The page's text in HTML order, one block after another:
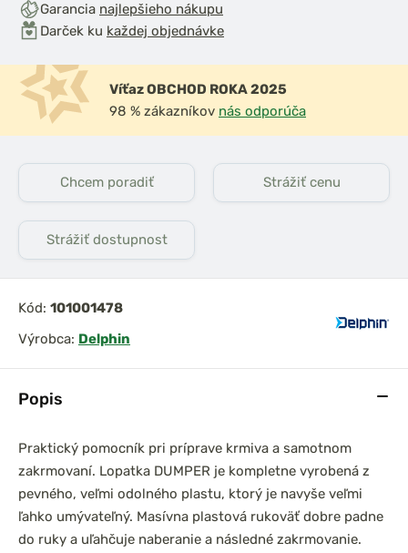
Popis
Praktický pomocník pri príprave krmiva a samotnom
zakrmovaní. Lopatka DUMPER je kompletne vyrobená z
pevného, veľmi odolného plastu, ktorý je navyše veľmi
ľahko umývateľný. Masívna plastová rukoväť dobre padne
do ruky a uľahčuje naberanie a následné zakrmovanie.
Garancia najlepšieho nákupu
Darček ku každej objednávke
Víťaz OBCHOD ROKA 2025
98 % zákazníkov nás odporúča
Chcem poradiť Strážiť cenu
Strážiť dostupnost
Kód: 101001478
Výrobca: Delphin